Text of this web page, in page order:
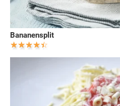
Bananensplit